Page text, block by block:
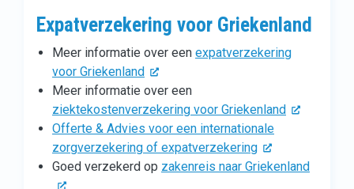
Expatverzekering voor Griekenland
Meer informatie over een expatverzekering
voor Griekenland
Meer informatie over een
ziektekostenverzekering voor Griekenland
Offerte & Advies voor een internationale
zorgverzekering of expatverzekering
Goed verzekerd op zakenreis naar Griekenland